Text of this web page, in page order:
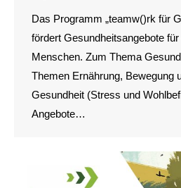
Das Programm „teamw()rk für
fördert Gesundheitsangebote
Menschen. Zum Thema
Themen Ernährung, Bewegung
Gesundheit (Stress und
Angebote…